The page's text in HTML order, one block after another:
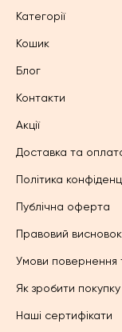
Категорії
Кошик
Блог
Контакти
Акції
Доставка та
Політика
Публічна оферта
Правовий висновок
Умови повернення
Як зробити покупку
Наші сертифікати